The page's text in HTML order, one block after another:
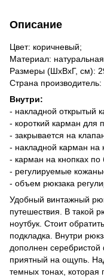
Описание
Цвет: коричневый;
Материал:
Размеры (ШхВхГ, см):
Страна производитель:
Внутри:
- накладной открытый
- короткий карман для
- закрывается на
- накладной карман на
- карман на кнопках по
- регулируемые
- объем рюкзака
Удобный винтажный
путешествия. В такой
ноутбук. Стоит
подкладка. Внутри
дополнен
приятный на ощупь.
темных тонах, которая